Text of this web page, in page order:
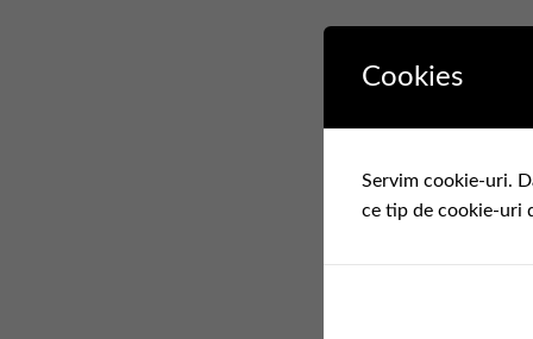
Cookies
Servim cookie-uri.
ce tip de cookie-uri